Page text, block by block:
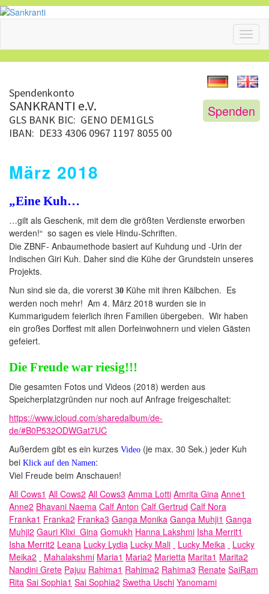
Spendenkonto
SANKRANTI e.V. Spenden
GLS BANK BIC: GENO DEM1GLS
IBAN: DE33 4306 0967 1197 8055 00
März 2018
„Eine Kuh…
…gilt als Geschenk, mit dem die größten Verdienste erworben
werden!“ so sagen es viele Hindu-Schriften.
Die ZBNF- Anbaumethode basiert auf Kuhdung und -Urin der
Indischen Giri Kuh. Daher sind die Kühe der Grundstein unseres
Projekts.
Nun sind sie da, die vorerst 30 Kühe mit ihren Kälbchen. Es
werden noch mehr! Am 4. März 2018 wurden sie in
Kummarigudem feierlich ihren Familien übergeben. Wir haben
ein großes Dorffest mit allen Dorfeinwohnern und vielen Gästen
gefeiert.
Die Freude war riesig!!!
Die gesamten Fotos und Videos (2018) werden aus
Speicherplatzgründen nur noch auf Anfrage freigeschaltet:
https://www.icloud.com/sharedalbum/de-
de/#B0P532ODWGat7UC
Außerdem gibt es ein kurzes Video (je max. 30 Sek.) jeder Kuh
bei Klick auf den Namen:
Viel Freude beim Anschauen!
All Cows1 All Cows2 All Cows3 Amma Lotti Amrita Gina Anne1
Anne2 Bhavani Naema Calf Anton Calf Gertrud Calf Nora
Franka1 Franka2 Franka3 Ganga Monika Ganga Muhji1 Ganga
Muhji2 Gauri Klixi Gina Gomukh Hanna Lakshmi Isha Merrit1
Isha Merrit2 Leana Lucky Lydia Lucky Mali Lucky Meika
Lucky
Meika2
Mahalakshmi Maria1 Maria2 Marietta Marita1 Marita2
Nandini Grete Pajuu Rahima1 Rahima2 Rahima3 Renate SaiRam
Rita Sai Sophia1 Sai Sophia2 Swetha Uschi Yanomami